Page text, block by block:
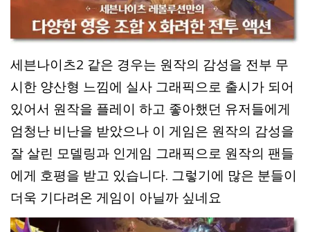
세븐나이츠2 같은 경우는 원작의 감성을 전부 무
시한 양산형 느낌에 실사 그래픽으로 출시가 되어
있어서 원작을 플레이 하고 좋아했던 유저들에게
엄청난 비난을 받았으나 이 게임은 원작의 감성을
잘 살린 모델링과 인게임 그래픽으로 원작의 팬들
에게 호평을 받고 있습니다. 그렇기에 많은 분들이
더욱 기다려온 게임이 아닐까 싶네요